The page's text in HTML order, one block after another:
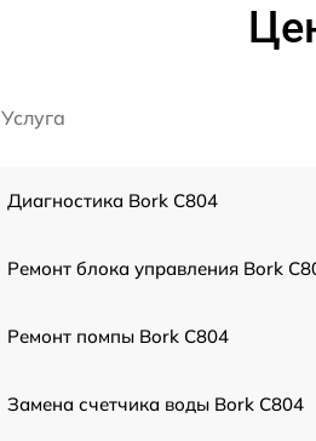
Услуга
Диагностика Bork C804
Ремонт блока управления Bork
Ремонт помпы Bork C804
Замена счетчика воды Bork C804